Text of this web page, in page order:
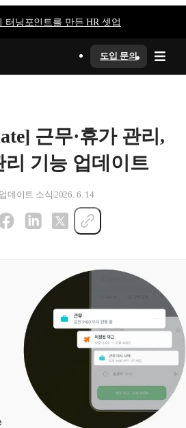
터닝포인트를 만든 HR 셋업
도입 문의
근무·휴가 관리,
리 기능 업데이트
업데이트 소식 2026. 6. 14